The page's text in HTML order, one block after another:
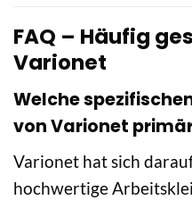
FAQ – Häufig
Varionet
Welche
von Varionet
Varionet hat sich
hochwertige